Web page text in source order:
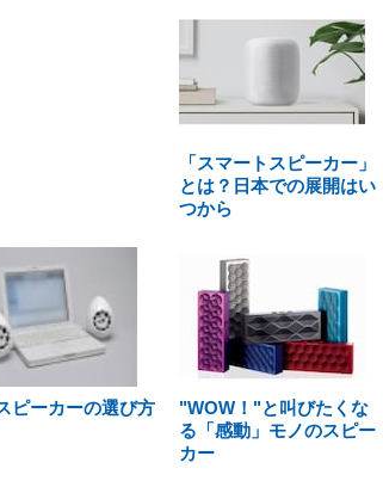
「スマートスピーカー」
とは？日本での展開はい
つから
ピーカーの選び方
"WOW！"と叫びたくな
る「感動」モノのスピー
カー